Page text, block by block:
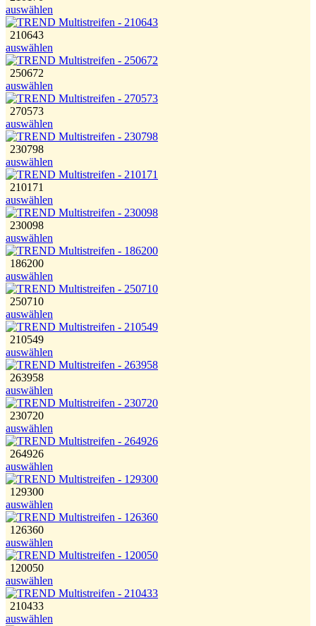
auswählen
210643
auswählen
250672
auswählen
270573
auswählen
230798
auswählen
210171
auswählen
230098
auswählen
186200
auswählen
250710
auswählen
210549
auswählen
263958
auswählen
230720
auswählen
264926
auswählen
129300
auswählen
126360
auswählen
120050
auswählen
210433
auswählen